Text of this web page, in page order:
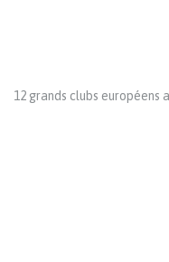
12 grands clubs européens